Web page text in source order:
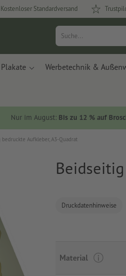
Kostenloser Standardversand
Plakate Werbetechnik &
Nur im August: Bis zu 12 % auf
Aufkleber, A3-Quadrat
Druckdatenhinweise
Material